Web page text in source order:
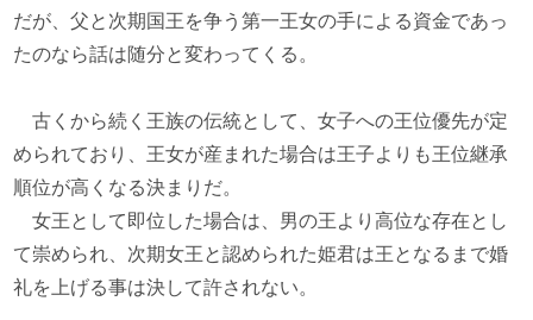
だが、父と次期国王を争う第一王女の手による資金であっ
たのなら話は随分と変わってくる。
古くから続く王族の伝統として、女子への王位優先が定
められており、王女が産まれた場合は王子よりも王位継承
順位が高くなる決まりだ。
女王として即位した場合は、男の王より高位な存在とし
て崇められ、次期女王と認められた姫君は王となるまで婚
礼を上げる事は決して許されない。